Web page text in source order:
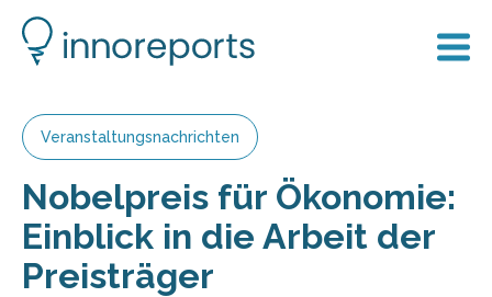
Veranstaltungsnachrichten
Nobelpreis für Ökonomie:
Einblick in die Arbeit der
Preisträger